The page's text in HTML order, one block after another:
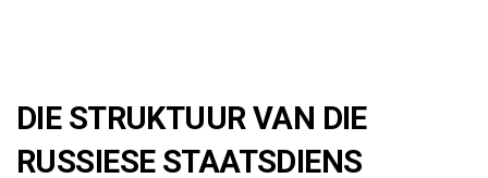
DIE STRUKTUUR VAN DIE
RUSSIESE STAATSDIENS